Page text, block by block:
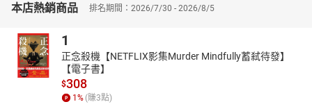
本店熱銷商品 排名期間：2026/7/30 - 2026/8/5
1
正念殺機【NETFLIX影集Murder Mindfully蓄弒待發】
【電子書】
$308
1% (賺3點)